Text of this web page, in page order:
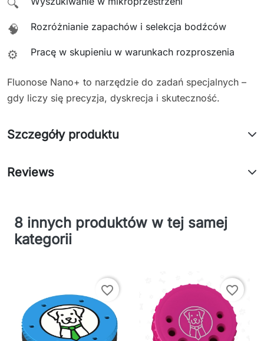
🔍
🧠 Rozróżnianie zapachów i selekcja bodźców
⚙️ Pracę w skupieniu w warunkach rozproszenia
Fluonose Nano+ to narzędzie do zadań specjalnych –
gdy liczy się precyzja, dyskrecja i skuteczność.
Szczegóły produktu
Reviews
8 innych produktów w tej samej
kategorii
favorite_border favorite_border